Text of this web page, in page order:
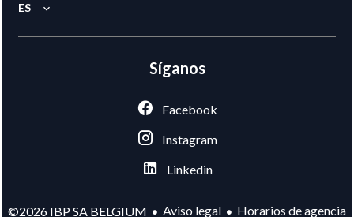
ES
Síganos
Facebook
Instagram
Linkedin
©2026 IBP SA BELGIUM Aviso legal Horarios de agencia